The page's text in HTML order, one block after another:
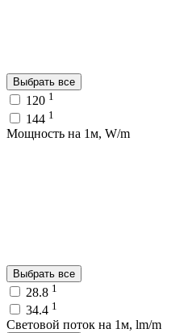
Выбрать все
120 1
144 1
Мощность на 1м, W/m
Выбрать все
28.8 1
34.4 1
Световой поток на 1м, lm/m